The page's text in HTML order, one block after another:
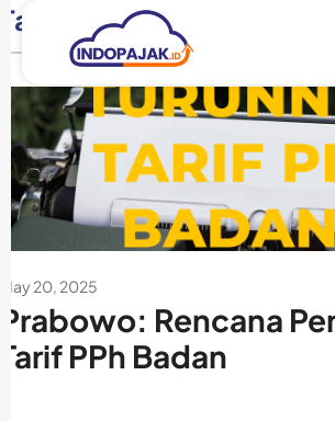
Tag: prabowo
May 20, 2025
Prabowo: Rencana
Tarif PPh Badan